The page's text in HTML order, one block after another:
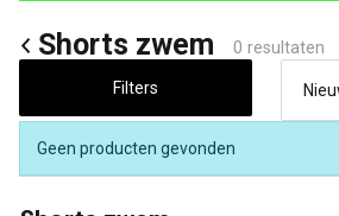
UNCLE[S]
Boardshop
Shorts zwem 0 resultaten
Filters
Geen producten gevonden